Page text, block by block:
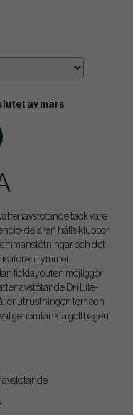
av mars
tack vare
delaren hålls klubbor
och det
rymmer
ficklayouten möjliggör
Dri Lite-
utrustningen torr och
genomtänkta golfbagen.